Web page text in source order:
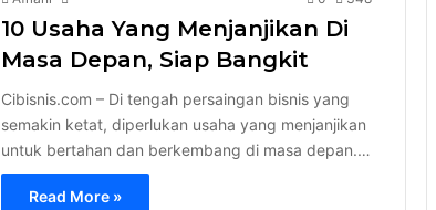
10 Usaha Yang Menjanjikan Di
Masa Depan, Siap Bangkit
Cibisnis.com – Di tengah persaingan bisnis yang
semakin ketat, diperlukan usaha yang menjanjikan
untuk bertahan dan berkembang di masa depan.…
Read More »